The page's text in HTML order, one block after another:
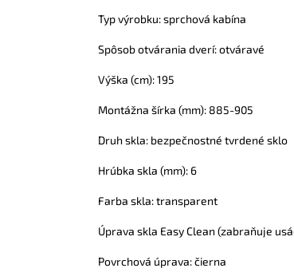
Typ výrobku: sprchová kabína
Spôsob otvárania dverí: otváravé
Výška (cm): 195
Montážna šírka (mm): 885-905
Druh skla: bezpečnostné tvrdené sklo
Hrúbka skla (mm): 6
Farba skla: transparent
Úprava skla Easy Clean (zabraňuje
Povrchová úprava: čierna